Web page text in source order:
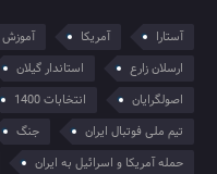
آستارا آمریکا
ارسلان زارع
استاندار گیلان
اصولگرایان
انتخابات 1400
تیم ملی فوتبال ایران
جنگ
حمله آمریکا و اسرائیل به ایران